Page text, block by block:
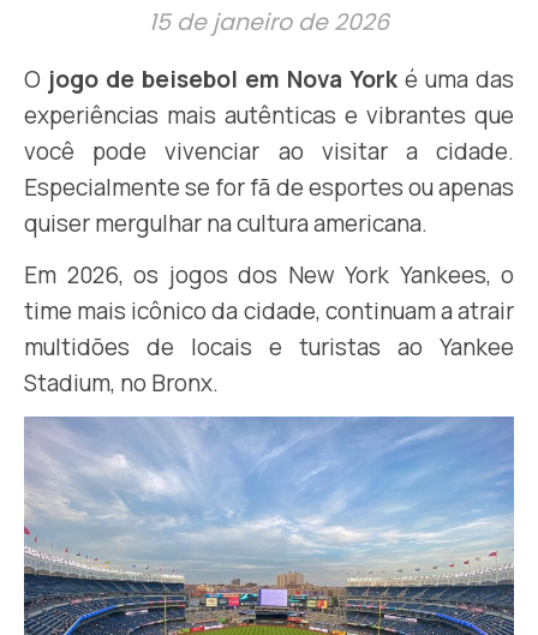
15 de janeiro de 2026
jogo de beisebol em Nova York é uma das
experiências mais autênticas e vibrantes que
você pode vivenciar ao visitar a cidade.
Especialmente se for fã de esportes ou apenas
quiser mergulhar na cultura americana.
Em 2026, os jogos dos New York Yankees, o
time mais icônico da cidade, continuam a atrair
multidões de locais e turistas ao Yankee
Stadium, no Bronx.